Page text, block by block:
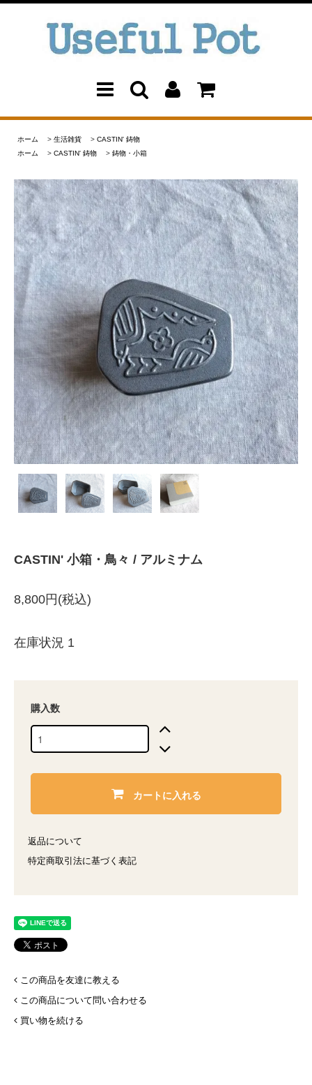
ホーム > 生活雑貨 > CASTIN' 鋳物
ホーム
> CASTIN' 鋳物 > 鋳物・小箱
CASTIN' 小箱・鳥々 / アルミナム
8,800円(税込)
在庫状況 1
購入数
カートに入れる
返品について
特定商取引法に基づく表記
この商品を友達に教える
この商品について問い合わせる
買い物を続ける